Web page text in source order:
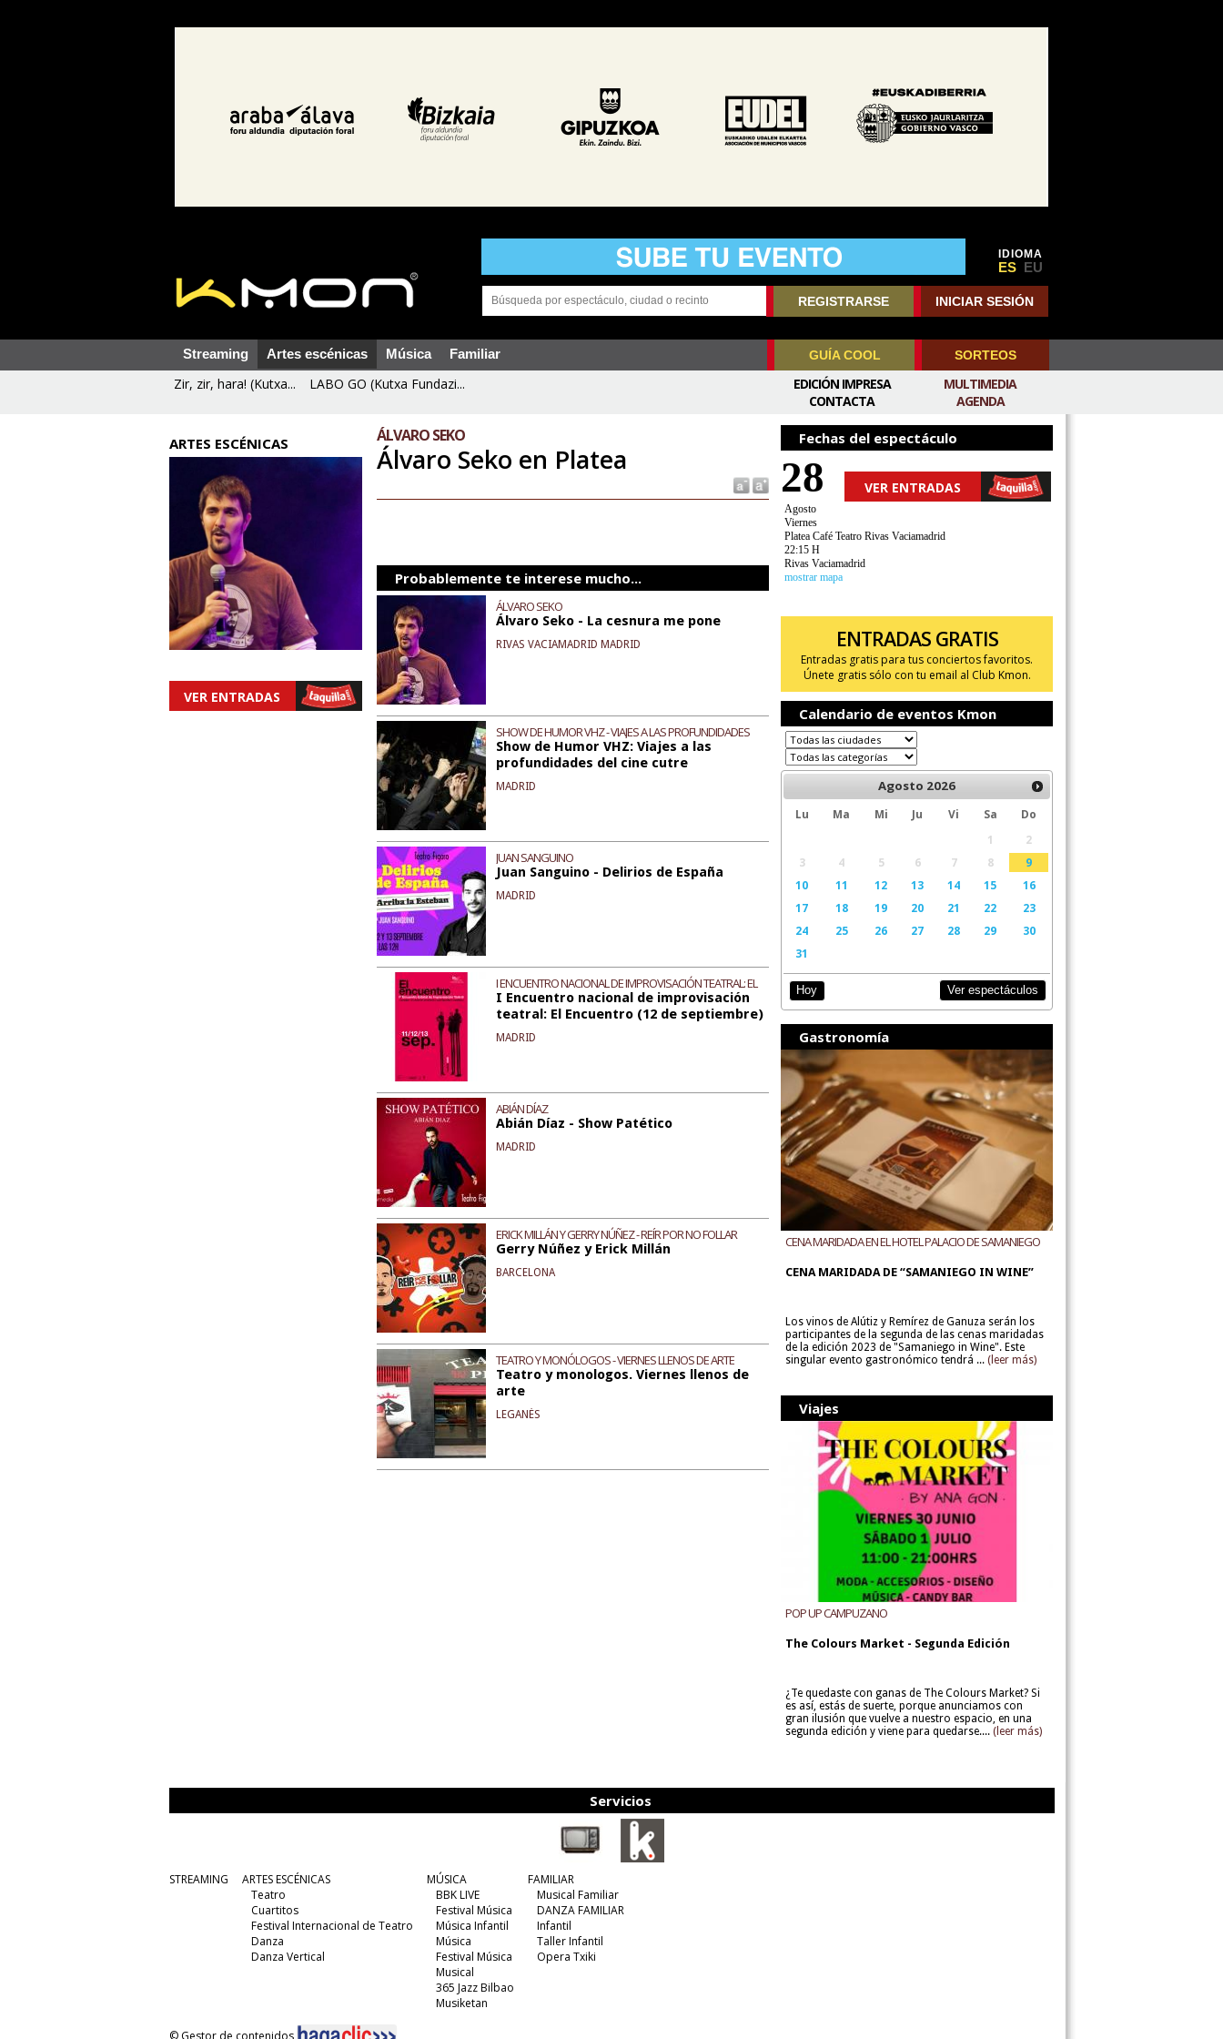
IDIOMA
ES EU
REGISTRARSE INICIAR SESIÓN
Streaming Artes escénicas Música Familiar GUÍA COOL SORTEOS
Zir, zir, hara! (Kutxa... LABO GO (Kutxa Fundazi...
MULTIMEDIA
AGENDA
EDICIÓN IMPRESA
CONTACTA
ARTES ESCÉNICAS
VER ENTRADAS
ÁLVARO SEKO
Álvaro Seko en Platea
Probablemente te interese mucho...
ÁLVARO SEKO
Álvaro Seko - La cesnura me pone
RIVAS VACIAMADRID MADRID
SHOW DE HUMOR VHZ - VIAJES A LAS PROFUNDIDADES
DEL CINE CUTRE
Show de Humor VHZ: Viajes a las
profundidades del cine cutre
MADRID
JUAN SANGUINO
Juan Sanguino - Delirios de España
MADRID
I ENCUENTRO NACIONAL DE IMPROVISACIÓN TEATRAL: EL
ENCUENTRO
I Encuentro nacional de improvisación
teatral: El Encuentro (12 de septiembre)
MADRID
ABIÁN DÍAZ
Abián Díaz - Show Patético
MADRID
ERICK MILLÁN Y GERRY NÚÑEZ - REÍR POR NO FOLLAR
Gerry Núñez y Erick Millán
BARCELONA
TEATRO Y MONÓLOGOS - VIERNES LLENOS DE ARTE
Teatro y monologos. Viernes llenos de
arte
LEGANÉS
Fechas del espectáculo
28 VER ENTRADAS
Agosto
Viernes
Platea Café Teatro Rivas Vaciamadrid
22:15 H
Rivas Vaciamadrid
mostrar mapa
ENTRADAS GRATIS
Entradas gratis para tus conciertos favoritos.
Únete gratis sólo con tu email al Club Kmon.
Calendario de eventos Kmon
Agosto 2026
Lu Ma Mi Ju Vi Sa
Do
1
2
3
4 5 6 7 8
9
10
11 12 13 14 15
16
17
18 19 20 21 22
23
24
25 26 27 28 29
30
31
Hoy Ver espectáculos
Gastronomía
CENA MARIDADA EN EL HOTEL PALACIO DE SAMANIEGO
CENA MARIDADA DE “SAMANIEGO IN WINE”
Los vinos de Alútiz y Remírez de Ganuza serán los
participantes de la segunda de las cenas maridadas
de la edición 2023 de "Samaniego in Wine". Este
singular evento gastronómico tendrá ... (leer más)
Viajes
POP UP CAMPUZANO
The Colours Market - Segunda Edición
¿Te quedaste con ganas de The Colours Market? Si
es así, estás de suerte, porque anunciamos con
gran ilusión que vuelve a nuestro espacio, en una
segunda edición y viene para quedarse.... (leer más)
Servicios
STREAMING
ARTES ESCÉNICAS
Teatro
Cuartitos
Festival Internacional de Teatro
Danza
Danza Vertical
MÚSICA
BBK LIVE
Festival Música
Música Infantil
Música
Festival Música
Musical
365 Jazz Bilbao
Musiketan
FAMILIAR
Musical Familiar
DANZA FAMILIAR
Infantil
Taller Infantil
Opera Txiki